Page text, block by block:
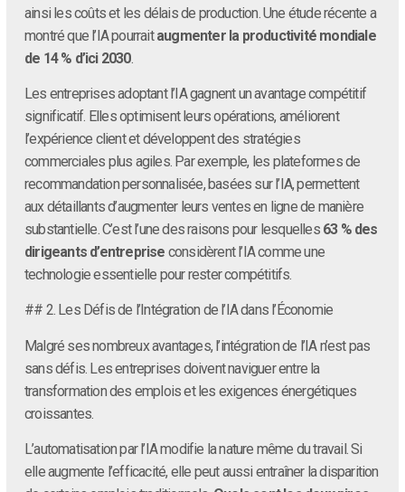
ainsi les coûts et les délais de production. Une étude récente a
montré que l’IA pourraitaugmenter la productivité mondiale
de 14 % d’ici 2030.
Les entreprises adoptant l’IA gagnent un avantage compétitif
significatif. Elles optimisent leurs opérations, améliorent
l’expérience client et développent des stratégies
commerciales plus agiles. Par exemple, les plateformes de
recommandation personnalisée, basées sur l’IA, permettent
aux détaillants d’augmenter leurs ventes en ligne de manière
substantielle. C’est l’une des raisons pour lesquelles 63 % des
dirigeants d’entreprise considèrent l’IA comme une
technologie essentielle pour rester compétitifs.
## 2. Les Défis de l’Intégration de l’IA dans l’Économie
Malgré ses nombreux avantages, l’intégration de l’IA n’est pas
sans défis. Les entreprises doivent naviguer entre la
transformation des emplois et les exigences énergétiques
croissantes.
L’automatisation par l’IA modifie la nature même du travail. Si
elle augmente l’efficacité, elle peut aussi entraîner la disparition